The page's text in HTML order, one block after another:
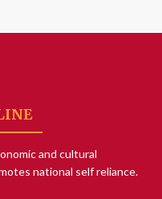
and cultural
national self reliance.